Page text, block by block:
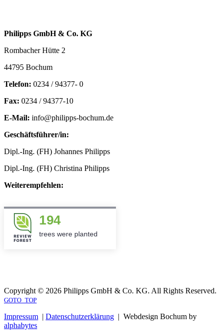
Philipps GmbH & Co. KG
Rombacher Hütte 2
44795 Bochum
Telefon: 0234 / 94377- 0
Fax: 0234 / 94377-10
E-Mail: info@philipps-bochum.de
Geschäftsführer/in:
Dipl.-Ing. (FH) Johannes Philipps
Dipl.-Ing. (FH) Christina Philipps
Weiterempfehlen:
194
trees were planted
Copyright © 2026 Philipps GmbH & Co. KG. All Rights Reserved.
GOTO_TOP
Impressum | Datenschutzerklärung | Webdesign Bochum by
alphabytes